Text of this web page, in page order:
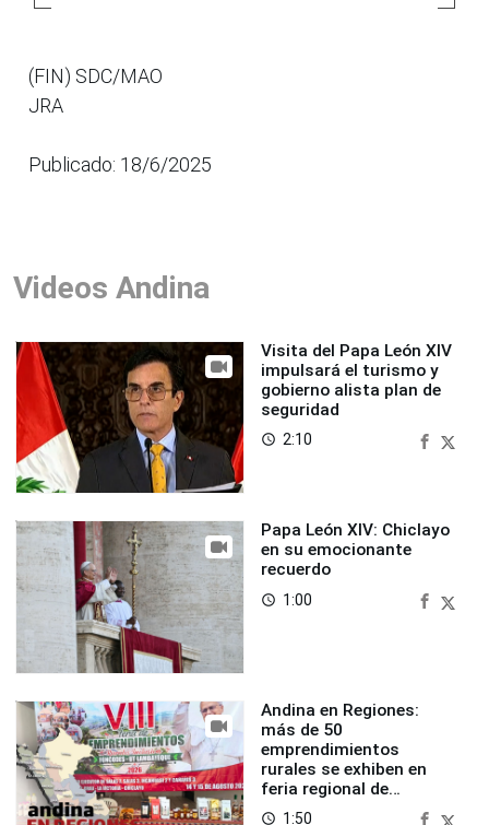
(FIN) SDC/MAO
JRA
Publicado: 18/6/2025
Videos Andina
Visita del Papa León XIV
impulsará el turismo y
gobierno alista plan de
seguridad
access_time 2:10
Papa León XIV: Chiclayo
en su emocionante
recuerdo
access_time 1:00
Andina en Regiones:
más de 50
emprendimientos
rurales se exhiben en
feria regional de
Foncodes
access_time 1:50